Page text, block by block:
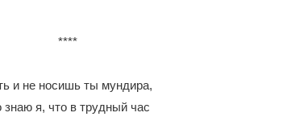
****
и не носишь ты мундира,
знаю я, что в трудный час